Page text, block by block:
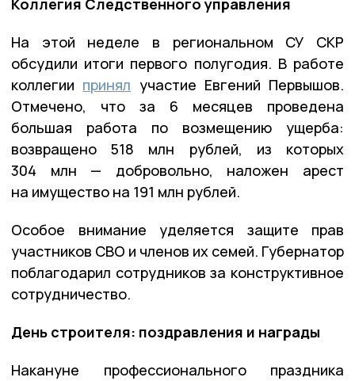
Коллегия Следственного управления
На этой неделе в региональном СУ СКР
обсудили итоги первого полугодия. В работе
коллегии принял участие Евгений Первышов.
Отмечено, что за 6 месяцев проведена
большая работа по возмещению ущерба:
возвращено 518 млн рублей, из которых
304 млн — добровольно, наложен арест
на имущество на 191 млн рублей.
Особое внимание уделяется защите прав
участников СВО и членов их семей. Губернатор
поблагодарил сотрудников за конструктивное
сотрудничество.
День строителя: поздравления и награды
Накануне профессионального праздника